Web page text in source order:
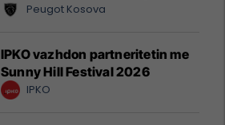
Peugot Kosova
IPKO vazhdon partneritetin me
Sunny Hill Festival 2026
IPKO